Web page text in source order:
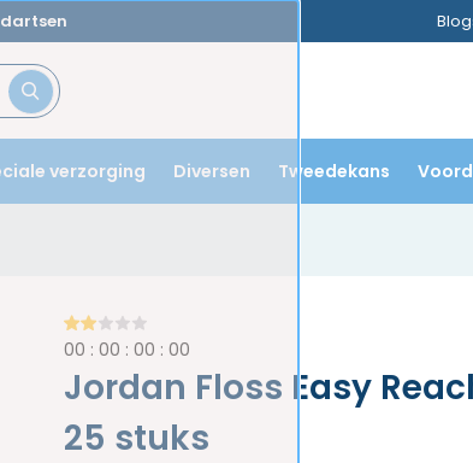
verzorging Diversen Tweedekans
00 :00 :00 :00
Jordan Floss Easy
25 stuks